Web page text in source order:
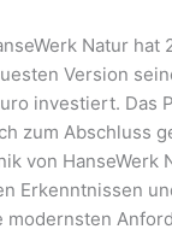
Natur
Version
investiert. Das
zum Abschluss
von HanseWerk
Erkenntnissen